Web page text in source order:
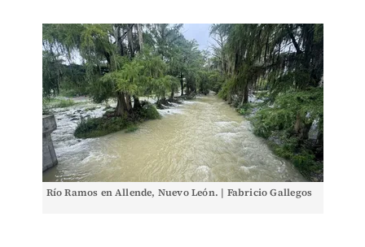
Río Ramos en Allende, Nuevo León. | Fabricio Gallegos